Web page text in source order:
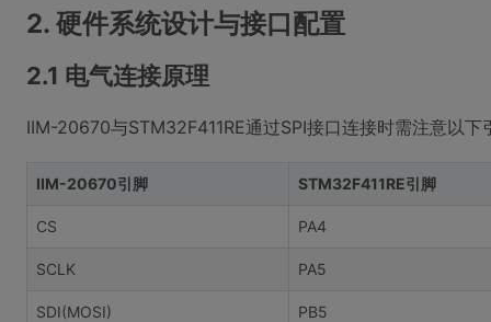
2. 硬件系统设计与接口配置
2.1 电气连接原理
IIM-20670与STM32F411RE通过SPI接口连接时需注意以下
IIM-20670引脚 STM32F411RE引脚
CS PA4
SCLK PA5
SDI(MOSI) PB5